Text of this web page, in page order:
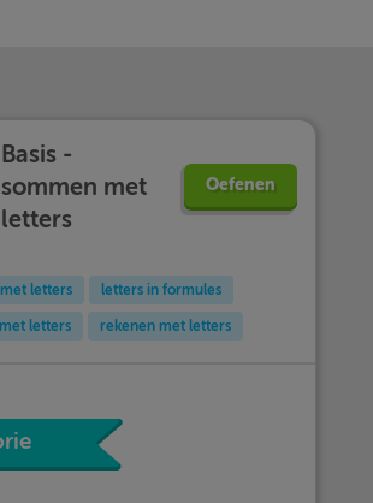
Basis -
sommen met
letters
Oefenen
letters letters in formules
letters rekenen met letters